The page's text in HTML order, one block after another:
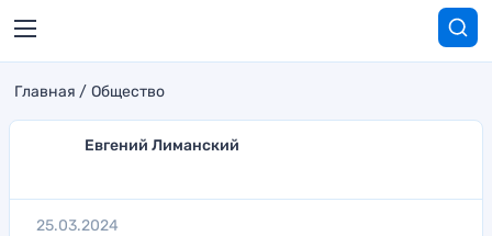
Главная Общество
Евгений Лиманский
25.03.2024